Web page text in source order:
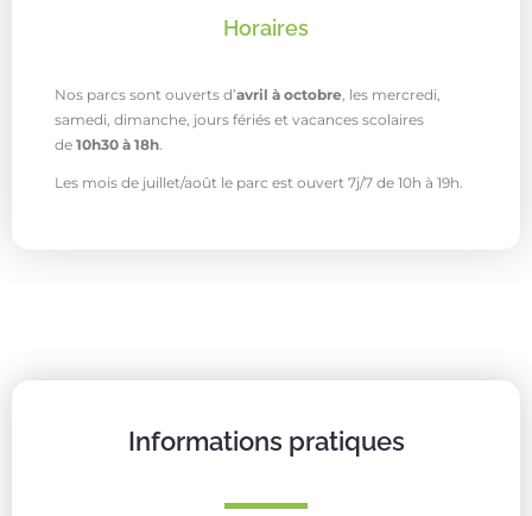
Horaires
Nos parcs sont ouverts d’avril à octobre , les mercredi,
samedi, dimanche, jours fériés et vacances scolaires
de 10h30 à 18h
Les mois de juillet/août le parc est ouvert 7j/7 de 10h à 19h.
Informations pratiques